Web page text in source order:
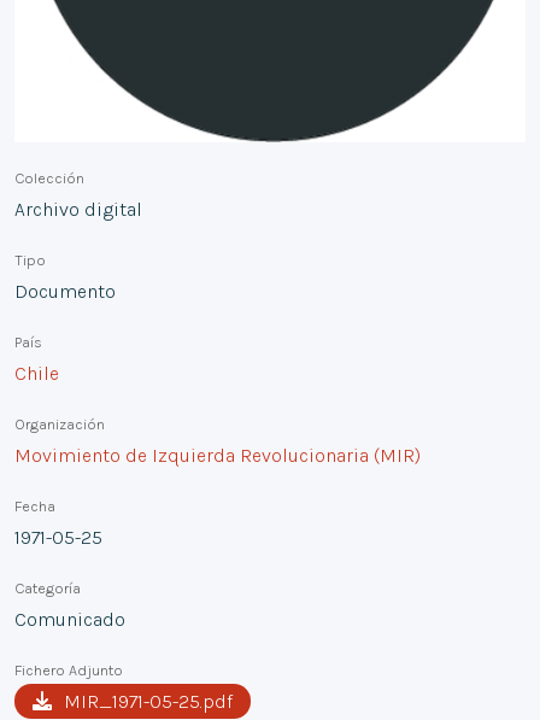
Colección
Archivo digital
Tipo
Documento
País
Chile
Organización
Movimiento de Izquierda Revolucionaria (MIR)
Fecha
1971-05-25
Categoría
Comunicado
Fichero Adjunto
MIR_1971-05-25.pdf